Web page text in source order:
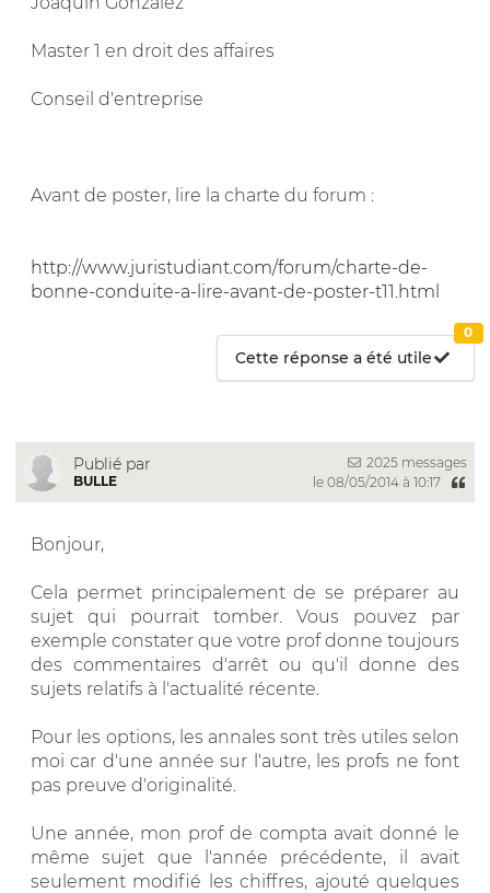
Master 1 en droit des affaires
Conseil d'entreprise
Avant de poster, lire la charte du forum :
http://www.juristudiant.com/forum/charte-de-
bonne-conduite-a-lire-avant-de-poster-t11.html
Cette réponse a été utile
0
Publié par
BULLE
2025 messages
le 08/05/2014 à 10:17
Bonjour,
Cela permet principalement de se préparer au
sujet qui pourrait tomber. Vous pouvez par
exemple constater que votre prof donne toujours
des commentaires d'arrêt ou qu'il donne des
sujets relatifs à l'actualité récente.
Pour les options, les annales sont très utiles selon
moi car d'une année sur l'autre, les profs ne font
pas preuve d'originalité.
Une année, mon prof de compta avait donné le
même sujet que l'année précédente, il avait
seulement modifié les chiffres, ajouté quelques